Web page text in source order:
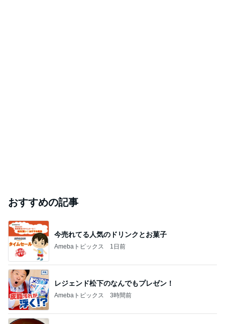
おすすめの記事
今売れてる人気のドリンクとお菓子
Amebaトピックス 1日前
レジェンド松下のなんでもプレゼン！
Amebaトピックス 3時間前